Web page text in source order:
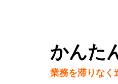
かんた
業務を滞りなく